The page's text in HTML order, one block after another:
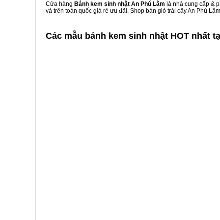
Cửa hàng Bánh kem sinh nhật An Phú Lâm là nhà cung cấp &
và trên toàn quốc giá rẻ ưu đãi. Shop bán giỏ trái cây An Phú
Các mẫu bánh kem sinh nhật HOT nhất